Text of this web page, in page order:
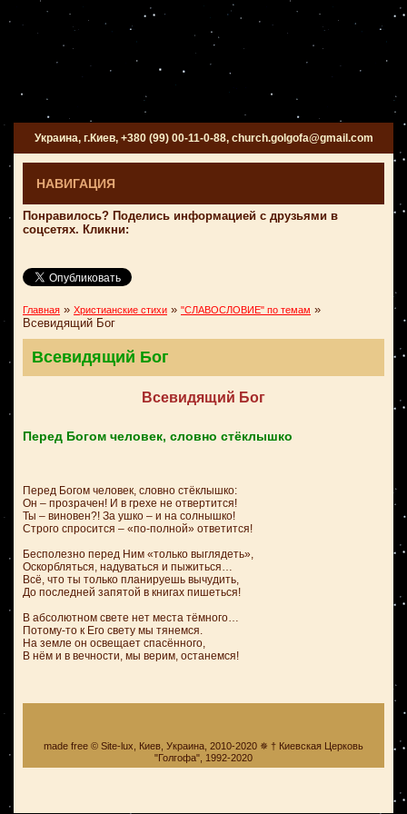
Украина, г.Киев, +380 (99) 00-11-0-88, church.golgofa@gmail.com
НАВИГАЦИЯ
Понравилось? Поделись информацией с друзьями в
соцсетях. Кликни:
Главная » Христианские стихи » "СЛАВОСЛОВИЕ" по темам »
Всевидящий Бог
Всевидящий Бог
Всевидящий Бог
Перед Богом человек, словно стёклышко
Перед Богом человек, словно стёклышко:
Он – прозрачен! И в грехе не отвертится!
Ты – виновен?! За ушко – и на солнышко!
Строго спросится – «по-полной» ответится!
Бесполезно перед Ним «только выглядеть»,
Оскорбляться, надуваться и пыжиться…
Всё, что ты только планируешь вычудить,
До последней запятой в книгах пишеться!
В абсолютном свете нет места тёмного…
Потому-то к Его свету мы тянемся.
На земле он освещает спасённого,
В нём и в вечности, мы верим, останемся!
made free © Site-lux, Киев, Украина, 2010-2020 ✵ † Киевская Церковь
"Голгофа", 1992-2020